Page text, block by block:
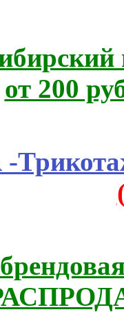
от 200